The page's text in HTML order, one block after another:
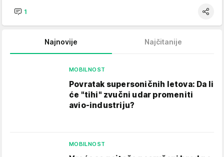
1
Najnovije Najčitanije
MOBILNOST
Povratak supersoničnih letova: Da li
će "tihi" zvučni udar promeniti
avio-industriju?
MOBILNOST